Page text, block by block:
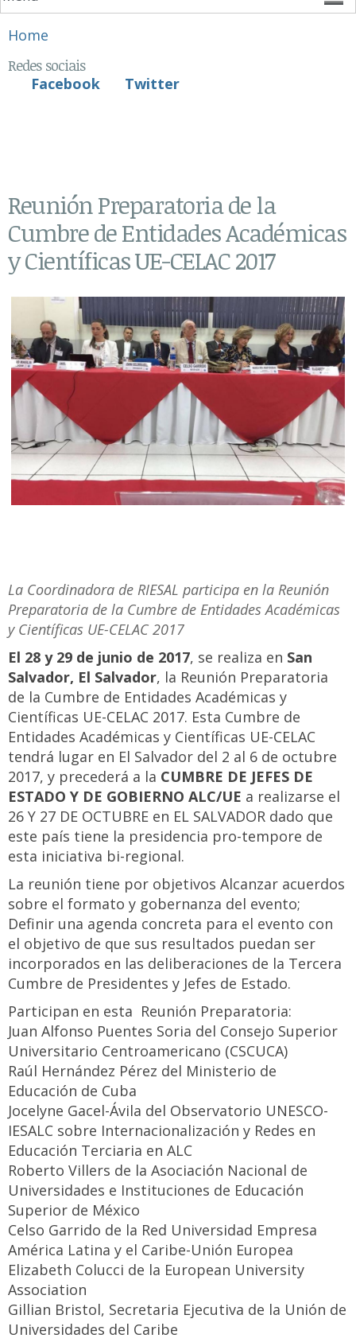
You are here
Home
Redes sociais
Facebook
Twitter
Reunión Preparatoria de la
Cumbre de Entidades Académicas
y Científicas UE-CELAC 2017
La Coordinadora de RIESAL participa en la Reunión
Preparatoria de la Cumbre de Entidades Académicas
y Científicas UE-CELAC 2017
El 28 y 29 de junio de 2017, se realiza en San
Salvador, El Salvador, la Reunión Preparatoria
de la Cumbre de Entidades Académicas y
Científicas UE-CELAC 2017. Esta Cumbre de
Entidades Académicas y Científicas UE-CELAC
tendrá lugar en El Salvador del 2 al 6 de octubre
2017, y precederá a la CUMBRE DE JEFES DE
ESTADO Y DE GOBIERNO ALC/UE a realizarse el
26 Y 27 DE OCTUBRE en EL SALVADOR dado que
este país tiene la presidencia pro-tempore de
esta iniciativa bi-regional.
La reunión tiene por objetivos Alcanzar acuerdos
sobre el formato y gobernanza del evento;
Definir una agenda concreta para el evento con
el objetivo de que sus resultados puedan ser
incorporados en las deliberaciones de la Tercera
Cumbre de Presidentes y Jefes de Estado.
Participan en esta Reunión Preparatoria:
Juan Alfonso Puentes Soria del Consejo Superior
Universitario Centroamericano (CSCUCA)
Raúl Hernández Pérez del Ministerio de
Educación de Cuba
Jocelyne Gacel-Ávila del Observatorio UNESCO-
IESALC sobre Internacionalización y Redes en
Educación Terciaria en ALC
Roberto Villers de la Asociación Nacional de
Universidades e Instituciones de Educación
Superior de México
Celso Garrido de la Red Universidad Empresa
América Latina y el Caribe-Unión Europea
Elizabeth Colucci de la European University
Association
Gillian Bristol, Secretaria Ejecutiva de la Unión de
Universidades del Caribe